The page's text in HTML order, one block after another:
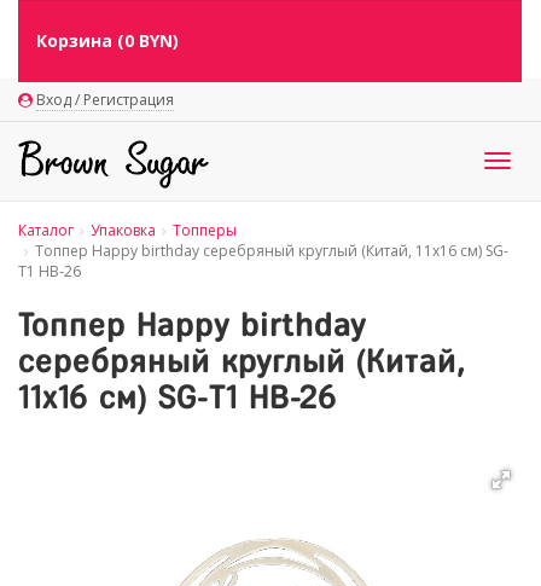
Вход / Регистрация
Корзина (0 BYN)
Каталог Упаковка
Топперы
Топпер Happy birthday серебряный круглый (Китай, 11х16 см) SG-
T1 HB-26
Топпер Happy birthday
серебряный круглый (Китай,
11х16 см) SG-T1 HB-26